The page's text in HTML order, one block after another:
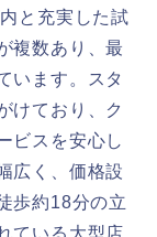
と充実した試
複数あり、最
います。スタ
けており、ク
ビスを安心し
広く、価格設
歩約18分の立
ている大型店